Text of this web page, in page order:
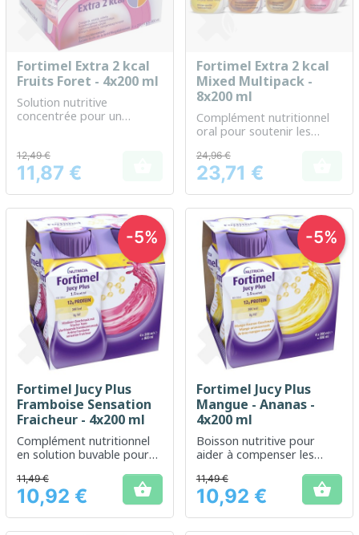
Fortimel Extra 2 kcal
Fruits Foret - 4x200 ml
Solution nutritive
concentrée pour un
Prix
12,49 €
11,87 €
Fortimel Extra 2 kcal
Mixed Multipack -
8x200 ml
Complément nutritionnel
oral pour soutenir les
accrus
Prix
24,96 €
23,71 €
Fortimel Jucy Plus
Framboise Sensation
Fraicheur - 4x200 ml
Complément nutritionnel
en solution buvable pour
adapté
Prix
11,49 €
10,92 € 
-5%
Fortimel Jucy Plus
Mangue - Ananas -
4x200 ml
Boisson nutritive pour
aider à compenser les
cas de malnutrition ou de
risque de malnutrition.
Prix
11,49 €
10,92 € 
-5%